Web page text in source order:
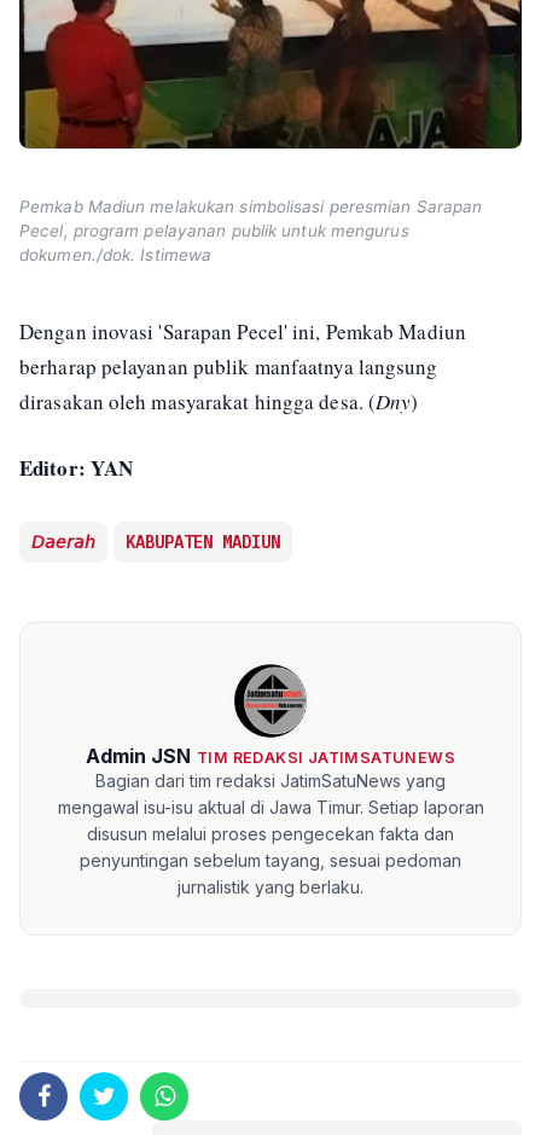
Pemkab Madiun melakukan simbolisasi peresmian Sarapan
Pecel, program pelayanan publik untuk mengurus
dokumen./dok. Istimewa
Dengan inovasi 'Sarapan Pecel' ini, Pemkab Madiun
berharap pelayanan publik manfaatnya langsung
dirasakan oleh masyarakat hingga desa. (Dny)
Editor: YAN
𝘋𝘢𝘦𝘳𝘢𝘩 KABUPATEN MADIUN
Admin JSN TIM REDAKSI JATIMSATUNEWS
Bagian dari tim redaksi JatimSatuNews yang
mengawal isu-isu aktual di Jawa Timur. Setiap laporan
disusun melalui proses pengecekan fakta dan
penyuntingan sebelum tayang, sesuai pedoman
jurnalistik yang berlaku.